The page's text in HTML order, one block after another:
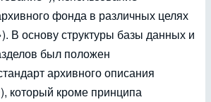
фонда в различных целях
В основу структуры базы данных и
был положен
архивного описания
который кроме принципа